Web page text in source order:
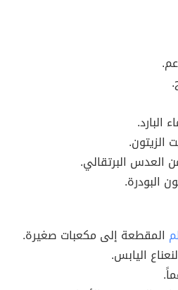
البارد.
الزيتون.
العدس البرتقالي.
البودرة.
المقطعة إلى مكعبات صغيرة.
اليابس.